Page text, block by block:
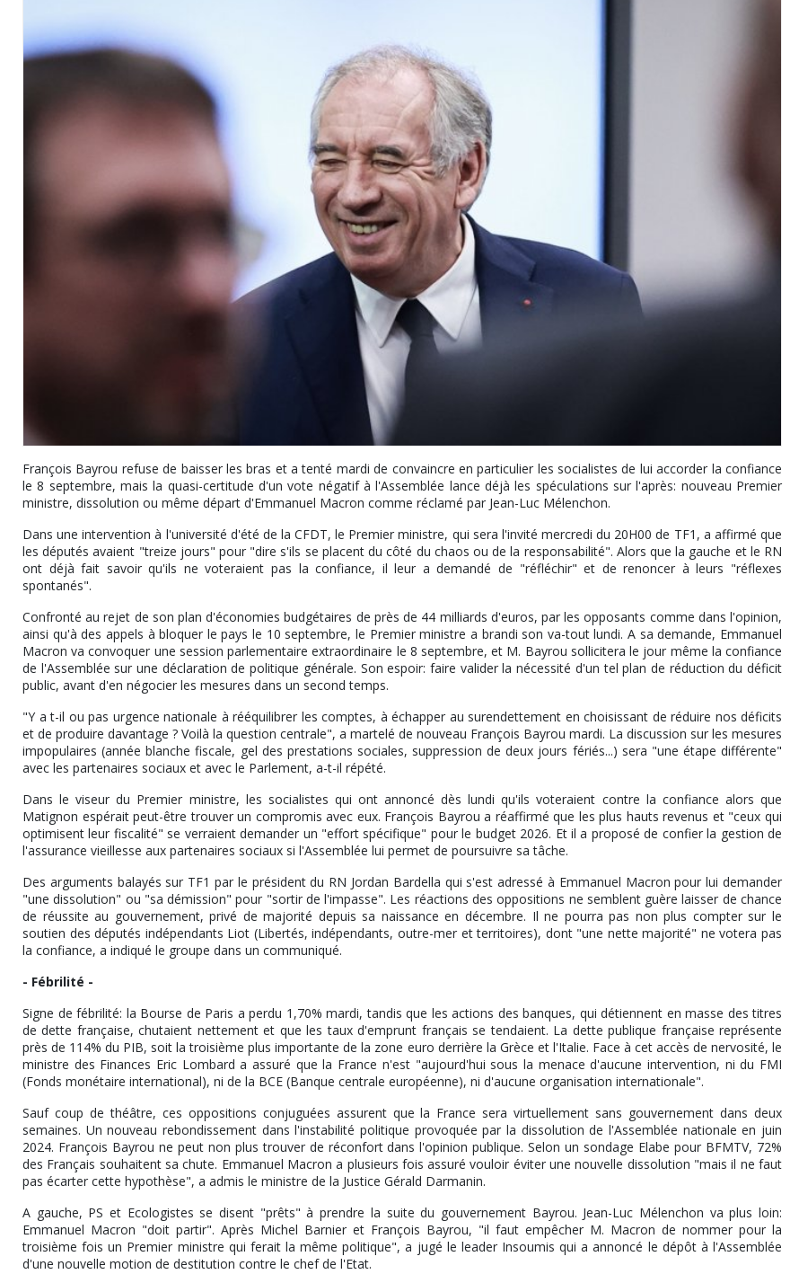
François Bayrou refuse de baisser les bras et a tenté mardi de convaincre en particulier les socialistes de lui accorder la confiance
le 8 septembre, mais la quasi-certitude d'un vote négatif à l'Assemblée lance déjà les spéculations sur l'après: nouveau Premier
ministre, dissolution ou même départ d'Emmanuel Macron comme réclamé par Jean-Luc Mélenchon.
Dans une intervention à l'université d'été de la CFDT, le Premier ministre, qui sera l'invité mercredi du 20H00 de TF1, a affirmé que
les députés avaient "treize jours" pour "dire s'ils se placent du côté du chaos ou de la responsabilité". Alors que la gauche et le RN
ont déjà fait savoir qu'ils ne voteraient pas la confiance, il leur a demandé de "réfléchir" et de renoncer à leurs "réflexes
spontanés".
Confronté au rejet de son plan d'économies budgétaires de près de 44 milliards d'euros, par les opposants comme dans l'opinion,
ainsi qu'à des appels à bloquer le pays le 10 septembre, le Premier ministre a brandi son va-tout lundi. A sa demande, Emmanuel
Macron va convoquer une session parlementaire extraordinaire le 8 septembre, et M. Bayrou sollicitera le jour même la confiance
de l'Assemblée sur une déclaration de politique générale. Son espoir: faire valider la nécessité d'un tel plan de réduction du déficit
public, avant d'en négocier les mesures dans un second temps.
"Y a t-il ou pas urgence nationale à rééquilibrer les comptes, à échapper au surendettement en choisissant de réduire nos déficits
et de produire davantage ? Voilà la question centrale", a martelé de nouveau François Bayrou mardi. La discussion sur les mesures
impopulaires (année blanche fiscale, gel des prestations sociales, suppression de deux jours fériés...) sera "une étape différente"
avec les partenaires sociaux et avec le Parlement, a-t-il répété.
Dans le viseur du Premier ministre, les socialistes qui ont annoncé dès lundi qu'ils voteraient contre la confiance alors que
Matignon espérait peut-être trouver un compromis avec eux. François Bayrou a réaffirmé que les plus hauts revenus et "ceux qui
optimisent leur fiscalité" se verraient demander un "effort spécifique" pour le budget 2026. Et il a proposé de confier la gestion de
l'assurance vieillesse aux partenaires sociaux si l'Assemblée lui permet de poursuivre sa tâche.
Des arguments balayés sur TF1 par le président du RN Jordan Bardella qui s'est adressé à Emmanuel Macron pour lui demander
"une dissolution" ou "sa démission" pour "sortir de l'impasse". Les réactions des oppositions ne semblent guère laisser de chance
de réussite au gouvernement, privé de majorité depuis sa naissance en décembre. Il ne pourra pas non plus compter sur le
soutien des députés indépendants Liot (Libertés, indépendants, outre-mer et territoires), dont "une nette majorité" ne votera pas
la confiance, a indiqué le groupe dans un communiqué.
- Fébrilité -
Signe de fébrilité: la Bourse de Paris a perdu 1,70% mardi, tandis que les actions des banques, qui détiennent en masse des titres
de dette française, chutaient nettement et que les taux d'emprunt français se tendaient. La dette publique française représente
près de 114% du PIB, soit la troisième plus importante de la zone euro derrière la Grèce et l'Italie. Face à cet accès de nervosité, le
ministre des Finances Eric Lombard a assuré que la France n'est "aujourd'hui sous la menace d'aucune intervention, ni du FMI
(Fonds monétaire international), ni de la BCE (Banque centrale européenne), ni d'aucune organisation internationale".
Sauf coup de théâtre, ces oppositions conjuguées assurent que la France sera virtuellement sans gouvernement dans deux
semaines. Un nouveau rebondissement dans l'instabilité politique provoquée par la dissolution de l'Assemblée nationale en juin
2024. François Bayrou ne peut non plus trouver de réconfort dans l'opinion publique. Selon un sondage Elabe pour BFMTV, 72%
des Français souhaitent sa chute. Emmanuel Macron a plusieurs fois assuré vouloir éviter une nouvelle dissolution "mais il ne faut
pas écarter cette hypothèse", a admis le ministre de la Justice Gérald Darmanin.
A gauche, PS et Ecologistes se disent "prêts" à prendre la suite du gouvernement Bayrou. Jean-Luc Mélenchon va plus loin:
Emmanuel Macron "doit partir". Après Michel Barnier et François Bayrou, "il faut empêcher M. Macron de nommer pour la
troisième fois un Premier ministre qui ferait la même politique", a jugé le leader Insoumis qui a annoncé le dépôt à l'Assemblée
d'une nouvelle motion de destitution contre le chef de l'Etat.